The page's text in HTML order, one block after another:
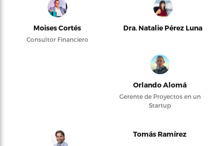
Moises Cortés
Consultor Financiero
Dra. Natalie Pérez Luna
Orlando Alomá
Gerente de Proyectos en un
Startup
Tomás Ramírez